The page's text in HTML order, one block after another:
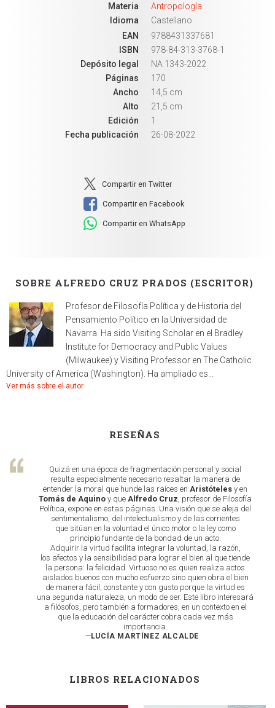
Materia
Antropología
Idioma
Castellano
EAN
9788431337681
ISBN
978-84-313-3768-1
Depósito legal
NA 1343-2022
Páginas
170
Ancho
14,5 cm
Alto
21,5 cm
Edición
1
Fecha publicación
26-08-2022
Compartir en Twitter
Compartir en Facebook
Compartir en WhatsApp
SOBRE ALFREDO CRUZ PRADOS (ESCRITOR)
Profesor de Filosofía Política y de Historia del
Pensamiento Político en la Universidad de
Navarra. Ha sido Visiting Scholar en el Bradley
Institute for Democracy and Public Values
(Milwaukee) y Visiting Professor en The Catholic
University of America (Washington). Ha ampliado es...
Ver más sobre el autor
RESEÑAS
Quizá en una época de fragmentación personal y social
resulta especialmente necesario resaltar la manera de
entender la moral que hunde las raíces en Aristóteles y en
Tomás de Aquino y que Alfredo Cruz , profesor de Filosofía
Política, expone en estas páginas. Una visión que se aleja del
sentimentalismo, del intelectualismo y de las corrientes
que sitúan en la voluntad el único motor o la ley como
principio fundante de la bondad de un acto.
Adquirir la virtud facilita integrar la voluntad, la razón,
los afectos y la sensibilidad para lograr el bien al que tiende
la persona: la felicidad. Virtuoso no es quien realiza actos
aislados buenos con mucho esfuerzo sino quien obra el bien
de manera fácil, constante y con gusto porque la virtud es
una segunda naturaleza, un modo de ser. Este libro interesará
a filósofos, pero también a formadores, en un contexto en el
que la educación del carácter cobra cada vez más
importancia.
—LUCÍA MARTÍNEZ ALCALDE
LIBROS RELACIONADOS